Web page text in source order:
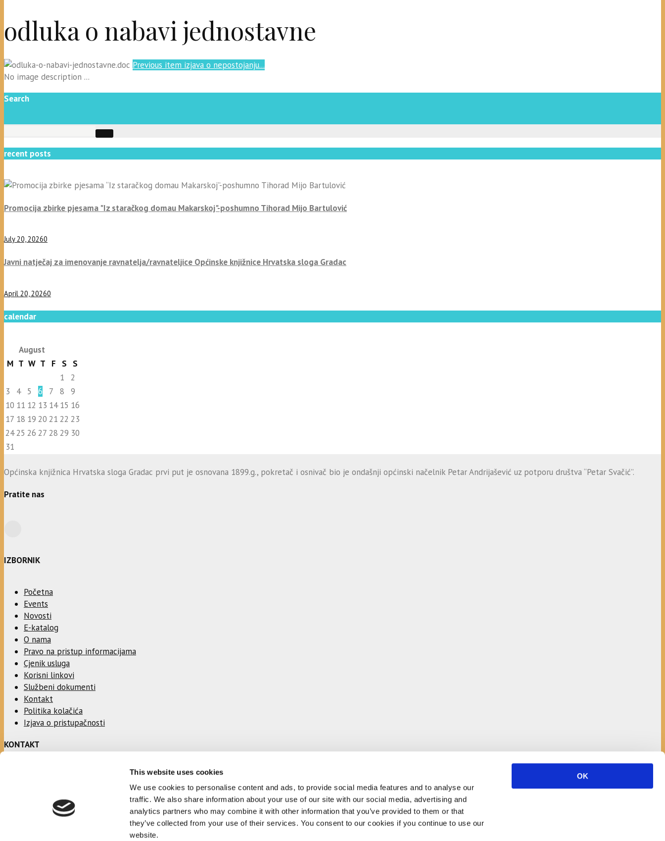
This website uses cookies
We use cookies to personalise content and ads, to provide social media features and to analyse our
traffic. We also share information about your use of our site with our social media, advertising and
analytics partners who may combine it with other information that you’ve provided to them or that
they’ve collected from your use of their services. You consent to our cookies if you continue to use our
website.
OK
odluka o nabavi jednostavne
Previous item izjava o nepostojanju...
No image description ...
Search
recent posts
Promocija zbirke pjesama "Iz staračkog domau Makarskoj"-poshumno Tihorad Mijo Bartulović
July 20, 20260
Javni natječaj za imenovanje ravnatelja/ravnateljice Općinske knjižnice Hrvatska sloga Gradac
April 20, 20260
calendar
August
M T W T F S
S
1
2
3
4 5 6 7 8
9
10 11 12 13 14 15 16
17 18 19 20 21 22 23
2425 26 27 28 29 30
31
Općinska knjižnica Hrvatska sloga Gradac prvi put je osnovana 1899.g., pokretač i osnivač bio je ondašnji općinski načelnik Petar Andrijašević uz potporu društva “Petar Svačić”.
Pratite nas
IZBORNIK
Početna
Events
Novosti
E-katalog
O nama
Pravo na pristup informacijama
Cjenik usluga
Korisni linkovi
Službeni dokumenti
Kontakt
Politika kolačića
Izjava o pristupačnosti
KONTAKT